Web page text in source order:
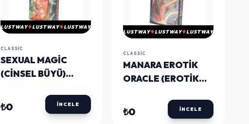
LUSTWAY LUSTWAY LUSTWAY
CLASSIC
SEXUAL MAGIC
(CINSEL BÜYÜ)
ALK4331
₺0 İNCELE
LUSTWAY LUSTWAY LUSTWAY
CLASSIC
MANARA EROTIK
ORACLE (EROTIK
KARTI ALK4330
₺0 İNCELE